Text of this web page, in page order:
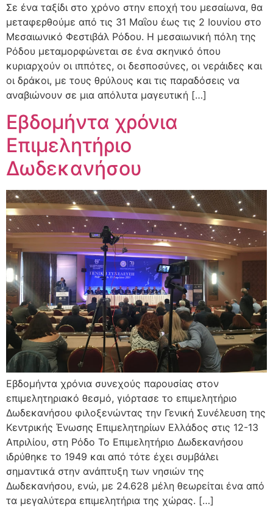
Σε ένα ταξίδι στο χρόνο στην εποχή του μεσαίωνα, θα
μεταφερθούμε από τις 31 Μαΐου έως τις 2 Ιουνίου στο
Μεσαιωνικό Φεστιβάλ Ρόδου. Η μεσαιωνική πόλη της
Ρόδου μεταμορφώνεται σε ένα σκηνικό όπου
κυριαρχούν οι ιππότες, οι δεσποσύνες, οι νεράιδες και
οι δράκοι, με τους θρύλους και τις παραδόσεις να
αναβιώνουν σε μια απόλυτα μαγευτική […]
Εβδομήντα χρόνια
Επιμελητήριο
Δωδεκανήσου
Εβδομήντα χρόνια συνεχούς παρουσίας στον
επιμελητηριακό θεσμό, γιόρτασε το επιμελητήριο
Δωδεκανήσου φιλοξενώντας την Γενική Συνέλευση της
Κεντρικής Ένωσης Επιμελητηρίων Ελλάδος στις 12-13
Απριλίου, στη Ρόδο Το Επιμελητήριο Δωδεκανήσου
ιδρύθηκε το 1949 και από τότε έχει συμβάλει
σημαντικά στην ανάπτυξη των νησιών της
Δωδεκανήσου, ενώ, με 24.628 μέλη θεωρείται ένα από
τα μεγαλύτερα επιμελητήρια της χώρας. […]